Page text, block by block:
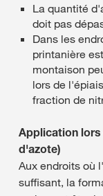
La quantité
doit pas
Dans les
printanière
montaison
lors de
fraction de
Application
d'azote)
Aux endroits où
suffisant, la